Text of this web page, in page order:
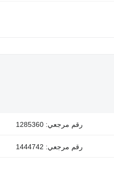
رقم مرجعي: 1285360
رقم مرجعي: 1444742